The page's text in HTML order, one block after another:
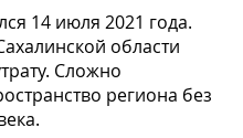
14 июля 2021 года.
области
Сложно
региона без